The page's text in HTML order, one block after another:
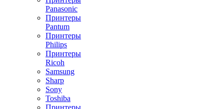
Panasonic
Принтеры
Pantum
Принтеры
Philips
Принтеры
Ricoh
Samsung
Sharp
Sony
Toshiba
Принтеры